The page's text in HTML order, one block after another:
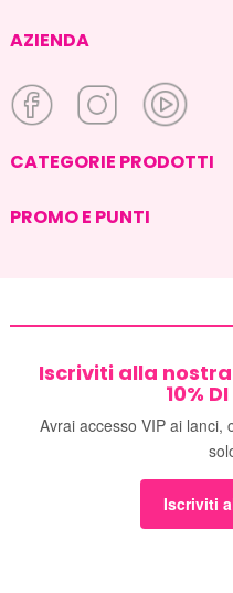
AZIENDA
CATEGORIE PRODOTTI
PROMO E PUNTI
Iscriviti alla
10%
Avrai accesso VIP ai lanci,
Iscriviti